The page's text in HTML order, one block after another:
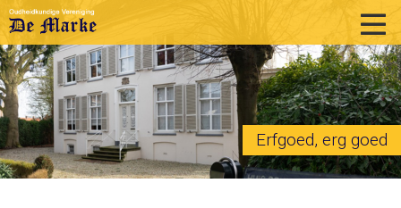
home
historie
activiteiten
publicaties
Erfgoed, erg goed